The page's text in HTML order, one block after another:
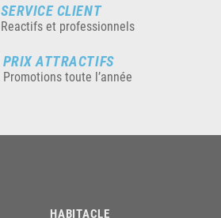
SERVICE CLIENT
Reactifs et professionnels
PRIX ATTRACTIFS
Promotions toute l’année
HABITACLE